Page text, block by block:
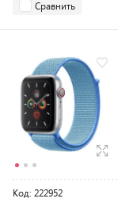
Сравнить
Код: 222952